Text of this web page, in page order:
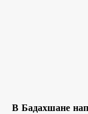
В Бадахшане